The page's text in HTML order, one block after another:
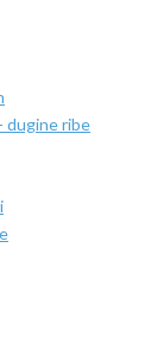
dugine ribe